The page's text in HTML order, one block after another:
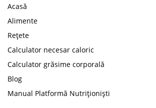
Acasă
Alimente
Rețete
Calculator necesar caloric
Calculator grăsime corporală
Blog
Manual Platformă Nutriționiști